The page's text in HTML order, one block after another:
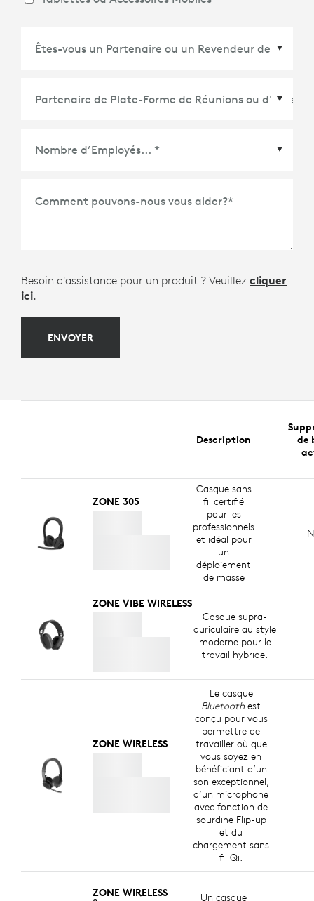
d'Écosystème
Comment pouvons-nous vous aider?*
Besoin d'assistance pour un produit ? Veuillez cliquer
ici.
ENVOYER
Description
de
ZONE 305
Casque sans
fil certifié
pour les
professionnels
et idéal pour
un
déploiement
de masse
ZONE VIBE WIRELESS
Casque supra-
auriculaire au style
moderne pour le
travail hybride.
ZONE WIRELESS
Le casque
Bluetooth est
conçu pour vous
permettre de
travailler où que
vous soyez en
bénéficiant d’un
son exceptionnel,
d’un microphone
avec fonction de
sourdine Flip-up
et du
chargement sans
fil Qi.
ZONE WIRELESS
Un casque